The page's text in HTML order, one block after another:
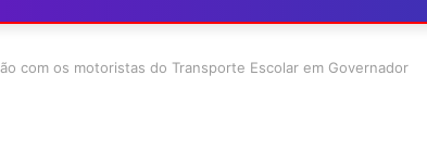
com os motoristas do Transporte Escolar em Governador